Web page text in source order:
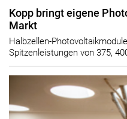
Kopp bringt eigene
Markt
Halbzellen-
Spitzenleistungen von 375,